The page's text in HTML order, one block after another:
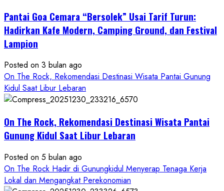
ROCK
Gunungkidul
Baru,
Padukan
Keindahan
Alam
Wisata
Kekinian
Pantai Goa Cemara “Bersolek” Usai Tarif Turun:
Hadirkan Kafe Modern, Camping Ground, dan Festival
Lampion
Posted on 3 bulan ago
On The Rock, Rekomendasi Destinasi Wisata Pantai Gunung
Kidul Saat Libur Lebaran
On The Rock, Rekomendasi Destinasi Wisata Pantai
Gunung Kidul Saat Libur Lebaran
Posted on 5 bulan ago
On The Rock Hadir di Gunungkidul Menyerap Tenaga Kerja
Lokal dan Mengangkat Perekonomian